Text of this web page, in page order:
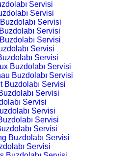
Servisi
Servisi
Servisi
Servisi
Servisi
Servisi
Servisi
Buzdolabı Servisi
Buzdolabı Servisi
Buzdolabı Servisi
Servisi
Servisi
Servisi
Servisi
Servisi
Buzdolabı Servisi
Servisi